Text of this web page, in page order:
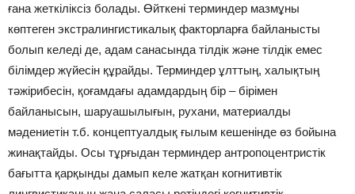
ғана жеткіліксіз болады. Өйткені терминдер мазмұны
көптеген экстралингистикалық факторларға байланысты
болып келеді де, адам санасында тілдік және тілдік емес
білімдер жүйесін құрайды. Терминдер ұлттың, халықтың
тәжірибесін, қоғамдағы адамдардың бір – бірімен
байланысын, шаруашылығын, рухани, материалды
мәдениетін т.б. концептуалдық ғылым кешенінде өз бойына
жинақтайды. Осы тұрғыдан терминдер антропоцентристік
бағытта қарқынды дамып келе жатқан когнитивтік